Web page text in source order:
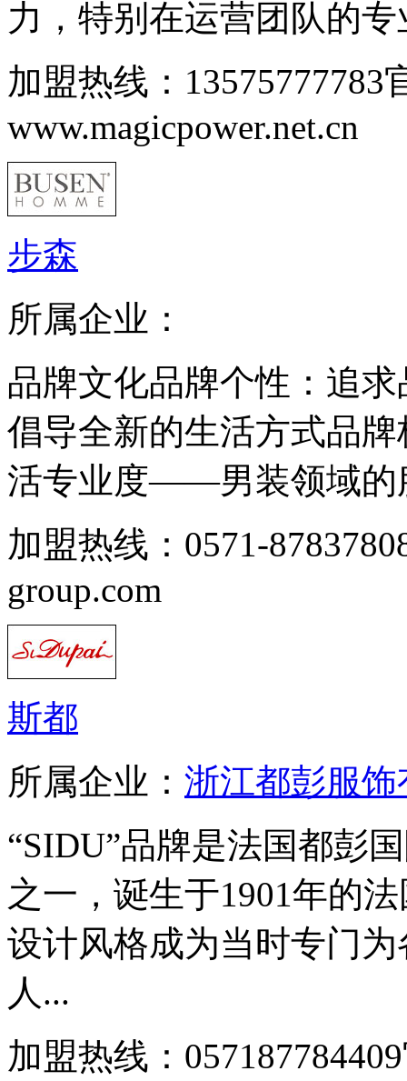
力，特别在运营团队的
加盟热线：13575777783
www.magicpower.net.cn
步森
所属企业：
品牌文化品牌个性：追
倡导全新的生活方式品
活专业度——男装领域的
加盟热线：0571-
group.com
斯都
所属企业： 浙江都彭服
“SIDU”品牌是法国都彭
之一，诞生于1901年的
设计风格成为当时专门
人...
加盟热线：